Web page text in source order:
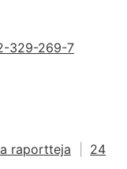
329-269-7
raportteja 24